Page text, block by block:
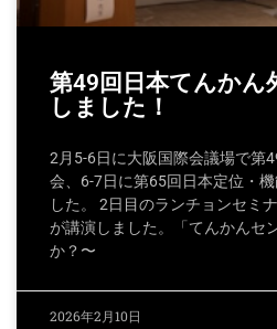
第49回日本てんかん
しました！
2月5-6日に大阪国際会議場で第
会、6-7日に第65回日本定位・
した。 2日目のランチョンセミ
が講演しました。「てんかんセ
か？〜
2026年2月10日